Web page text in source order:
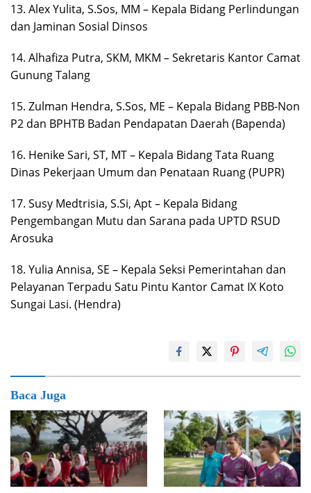
13. Alex Yulita, S.Sos, MM – Kepala Bidang Perlindungan
dan Jaminan Sosial Dinsos
14. Alhafiza Putra, SKM, MKM – Sekretaris Kantor Camat
Gunung Talang
15. Zulman Hendra, S.Sos, ME – Kepala Bidang PBB-Non
P2 dan BPHTB Badan Pendapatan Daerah (Bapenda)
16. Henike Sari, ST, MT – Kepala Bidang Tata Ruang
Dinas Pekerjaan Umum dan Penataan Ruang (PUPR)
17. Susy Medtrisia, S.Si, Apt – Kepala Bidang
Pengembangan Mutu dan Sarana pada UPTD RSUD
Arosuka
18. Yulia Annisa, SE – Kepala Seksi Pemerintahan dan
Pelayanan Terpadu Satu Pintu Kantor Camat IX Koto
Sungai Lasi. (Hendra)
Baca Juga